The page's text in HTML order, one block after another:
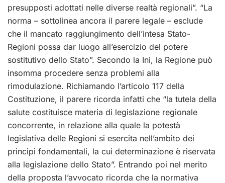
presupposti adottati nelle diverse realtà regionali”. “La
norma – sottolinea ancora il parere legale – esclude
che il mancato raggiungimento dell’intesa Stato-
Regioni possa dar luogo all’esercizio del potere
sostitutivo dello Stato”. Secondo la Ini, la Regione può
insomma procedere senza problemi alla
rimodulazione. Richiamando l’articolo 117 della
Costituzione, il parere ricorda infatti che “la tutela della
salute costituisce materia di legislazione regionale
concorrente, in relazione alla quale la potestà
legislativa delle Regioni si esercita nell’ambito dei
principi fondamentali, la cui determinazione è riservata
alla legislazione dello Stato”. Entrando poi nel merito
della proposta l’avvocato ricorda che la normativa